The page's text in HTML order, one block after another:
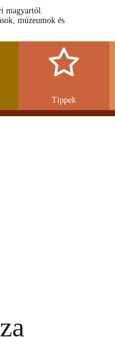
magyartól.
múzeumok és
Tippek